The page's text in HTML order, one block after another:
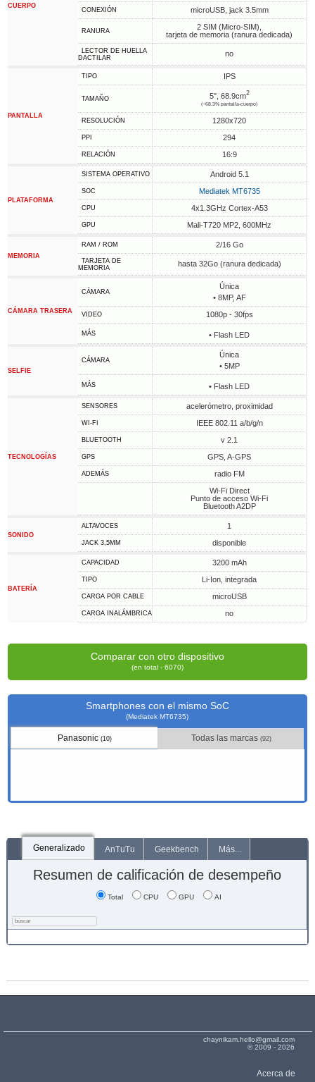
CUERPO
CONEXIÓN microUSB, jack 3.5mm
RANURA
2 SIM (Micro-SIM),
tarjeta de memoria (ranura dedicada)
LECTOR DE HUELLA
DACTILAR
no
PANTALLA
TIPO IPS
TAMAÑO 5", 68.9cm2
(~68.3% pantalla-cuerpo)
RESOLUCIÓN 1280x720
PPI 294
RELACIÓN 16:9
PLATAFORMA
SISTEMA OPERATIVO Android 5.1
SOC Mediatek MT6735
CPU 4x1.3GHz Cortex-A53
GPU Mali-T720 MP2, 600MHz
MEMORIA
RAM / ROM 2/16 Go
TARJETA DE
MEMORIA
hasta 32Go (ranura dedicada)
CÁMARA TRASERA
CÁMARA
Única
• 8MP, AF
VIDEO 1080p - 30fps
MÁS • Flash LED
SELFIE
CÁMARA
Única
• 5MP
MÁS • Flash LED
TECNOLOGÍAS
SENSORES acelerómetro, proximidad
WI-FI IEEE 802.11 a/b/g/n
BLUETOOTH v 2.1
GPS GPS, A-GPS
ADEMÁS
radio FM
Wi-Fi Direct
Punto de acceso Wi-Fi
Bluetooth A2DP
SONIDO
ALTAVOCES 1
JACK 3,5MM disponible
BATERÍA
CAPACIDAD 3200 mAh
TIPO Li-Ion, integrada
CARGA POR CABLE microUSB
CARGA INALÁMBRICA no
Comparar con otro dispositivo
(en total - 6070)
Smartphones con el mismo SoC
(Mediatek MT6735)
Panasonic (10) Todas las marcas (92)
Generalizado AnTuTu Geekbench Más...
Resumen de calificación de desempeño
Total CPU GPU AI
chaynikam.hello@gmail.com
© 2009 - 2026
Acerca de